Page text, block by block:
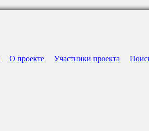
О проекте Участники проекта